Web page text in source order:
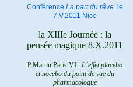
Conférence La part du rêve
le
7.V.2011 Nice
la XIIIe Journée : la
pensée magique 8.X.2011
P.Martin Paris VI : L’effet placebo
et nocebo du point de vue du
pharmacologue